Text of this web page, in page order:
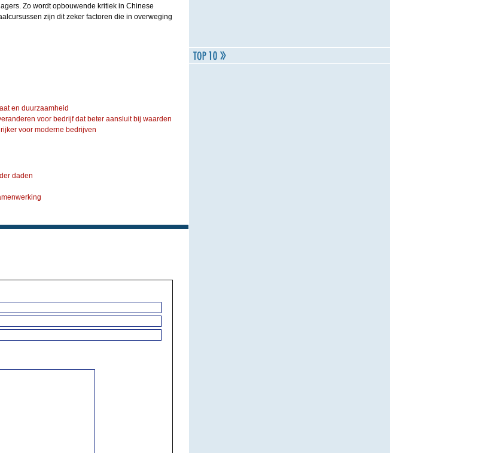
Zo wordt opbouwende kritiek in Chinese
zijn dit zeker factoren die in overweging
en duurzaamheid
voor bedrijf dat beter aansluit bij waarden
voor moderne bedrijven
daden